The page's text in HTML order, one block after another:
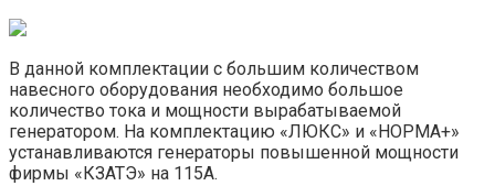
В данной комплектации с большим количеством
навесного оборудования необходимо большое
количество тока и мощности вырабатываемой
генератором. На комплектацию «ЛЮКС» и «НОРМА+»
устанавливаются генераторы повышенной мощности
фирмы «КЗАТЭ» на 115А.